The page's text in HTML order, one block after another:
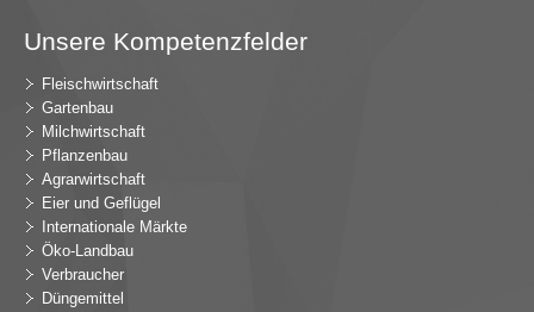
Unsere Kompetenzfelder
Fleischwirtschaft
Gartenbau
Milchwirtschaft
Pflanzenbau
Agrarwirtschaft
Eier und Geflügel
Internationale Märkte
Öko-Landbau
Verbraucher
Düngemittel